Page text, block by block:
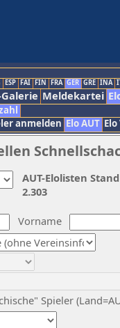
ESP FAI FIN FRA GER GRE INA
Meldekartei
anmelden Elo AUT
Vorname
Spieler
AUT-Elolisten
2.303